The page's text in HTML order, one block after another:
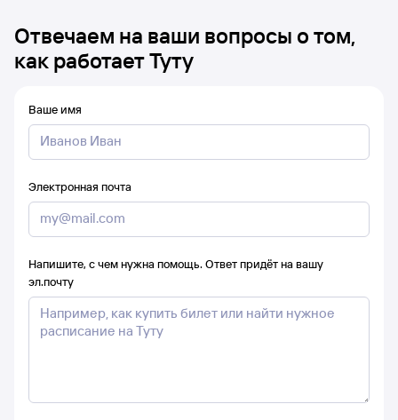
Отвечаем на ваши вопросы о том,
как работает Туту
Ваше имя
Электронная почта
Напишите, с чем нужна помощь. Ответ придёт на вашу
эл.почту